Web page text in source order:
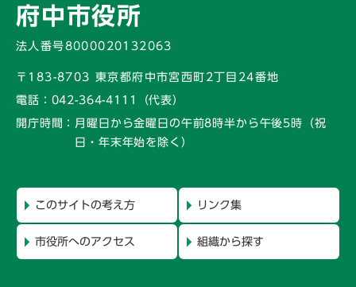
府中市役所
法人番号8000020132063
〒183-8703 東京都府中市宮西町2丁目24番地
電話： 042-364-4111（代表）
開庁時間： 月曜日から金曜日の午前8時半から午後5時 （祝
日・年末年始を除く）
このサイトの考え方 リンク集
市役所へのアクセス 組織から探す